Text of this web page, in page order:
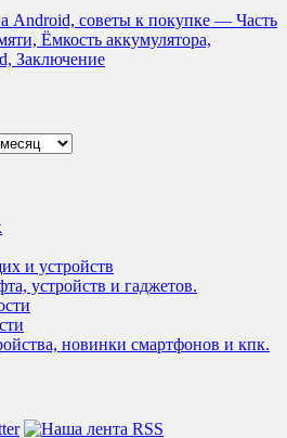
Android, советы к покупке — Часть
Ёмкость аккумулятора,
Заключение
и устройств
устройств и гаджетов.
новинки смартфонов и кпк.